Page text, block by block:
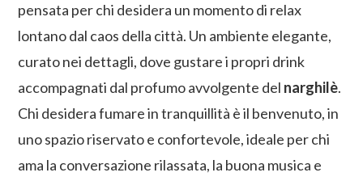
pensata per chi desidera un momento di relax
lontano dal caos della città. Un ambiente elegante,
curato nei dettagli, dove gustare i propri drink
accompagnati dal profumo avvolgente del narghilè.
Chi desidera fumare in tranquillità è il benvenuto, in
uno spazio riservato e confortevole, ideale per chi
ama la conversazione rilassata, la buona musica e